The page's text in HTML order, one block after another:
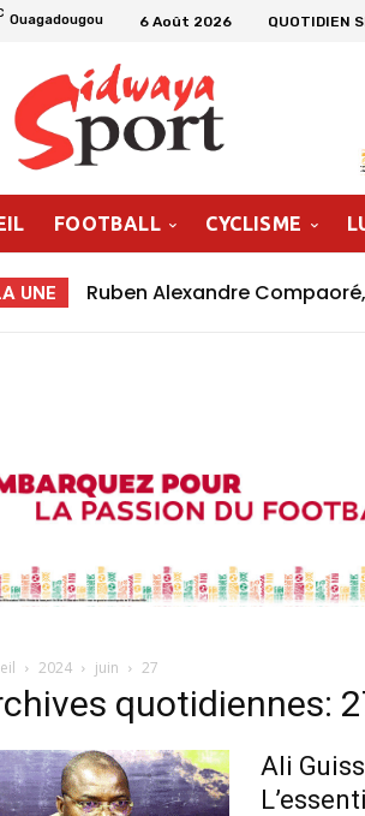
Ouagadougou 6 Août 2026 QUOTIDIEN
FOOTBALL CYCLISME
UNE
Ruben Alexandre
2024 juin 27
quotidiennes:
Ali